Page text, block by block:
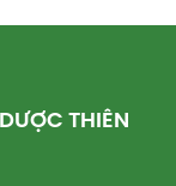
THIÊN